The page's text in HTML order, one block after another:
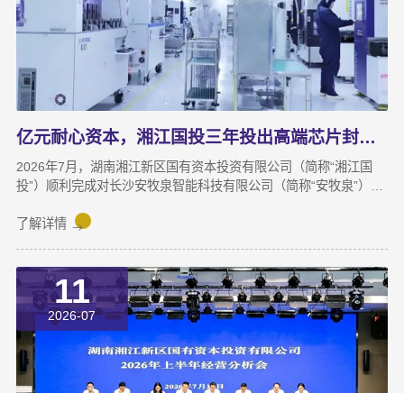
亿元耐心资本，湘江国投三年投出高端芯片封测“尖子生”
2026年7月，湖南湘江新区国有资本投资有限公司（简称“湘江国
投”）顺利完成对长沙安牧泉智能科技有限公司（简称“安牧泉”）
本依托旗下自主管理的3支产业基金，累计对安牧泉投资已达1亿
茂第一次走进安牧泉老厂区尽调时，印象最深的不是气派，而是
“挤”。产线布局非常小，设备排列极度紧凑，办公空间十分局促，
王茂回忆说：“当时厂区硬件条件，已难以匹配企业业务扩张需求。
了解详情
11
2026-07